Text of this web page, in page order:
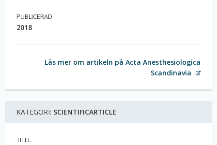
PUBLICERAD
2018
Läs mer om artikeln på Acta Anesthesiologica
Scandinavia
KATEGORI: SCIENTIFICARTICLE
TITEL